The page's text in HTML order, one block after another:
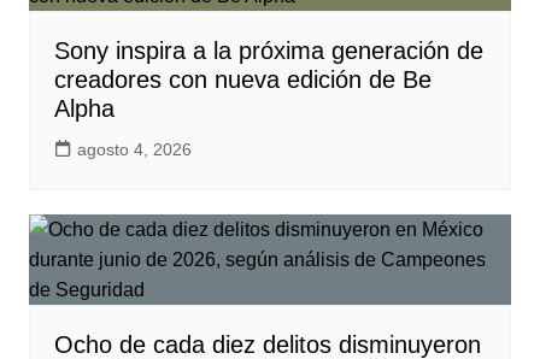
Sony inspira a la próxima generación de
creadores con nueva edición de Be
Alpha
agosto 4, 2026
Ocho de cada diez delitos disminuyeron